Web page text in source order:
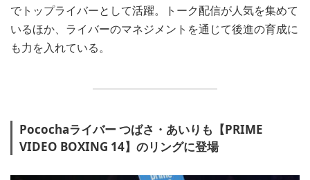
でトップライバーとして活躍。トーク配信が人気を集めて
いるほか、ライバーのマネジメントを通じて後進の育成に
も力を入れている。
Pocochaライバー つばさ・あいりも【PRIME
VIDEO BOXING 14】のリングに登場